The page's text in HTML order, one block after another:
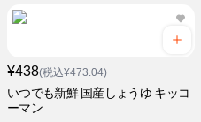
¥438(税込¥473.04)
いつでも新鮮 国産しょうゆ キッコ
ーマン